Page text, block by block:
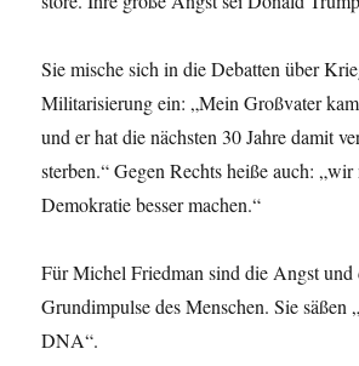
Sie mische sich in die Debatten über
Militarisierung ein: „Mein Großvater
und er hat die nächsten 30 Jahre damit
sterben.“ Gegen Rechts heiße auch: „wir
Demokratie besser machen.“
Für Michel Friedman sind die Angst und
Grundimpulse des Menschen. Sie säßen
DNA“.